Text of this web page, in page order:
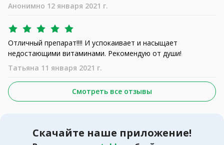
Анонимно 12 января 2021 г.
Отличный препарат!!!! И успокаивает и насыщает
недостающими витаминами. Рекомендую от души!
Татьяна 11 января 2021 г.
Смотреть все отзывы
Скачайте наше приложение!